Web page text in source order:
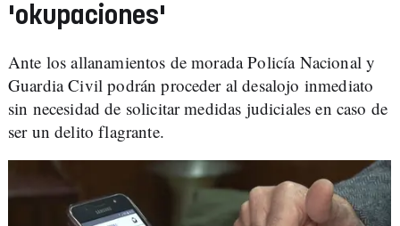
'okupaciones'
Ante los allanamientos de morada Policía Nacional y
Guardia Civil podrán proceder al desalojo inmediato
sin necesidad de solicitar medidas judiciales en caso de
ser un delito flagrante.